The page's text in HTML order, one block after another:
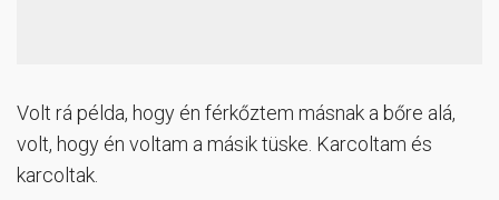
Volt rá példa, hogy én férkőztem másnak a bőre alá,
volt, hogy én voltam a másik tüske. Karcoltam és
karcoltak.